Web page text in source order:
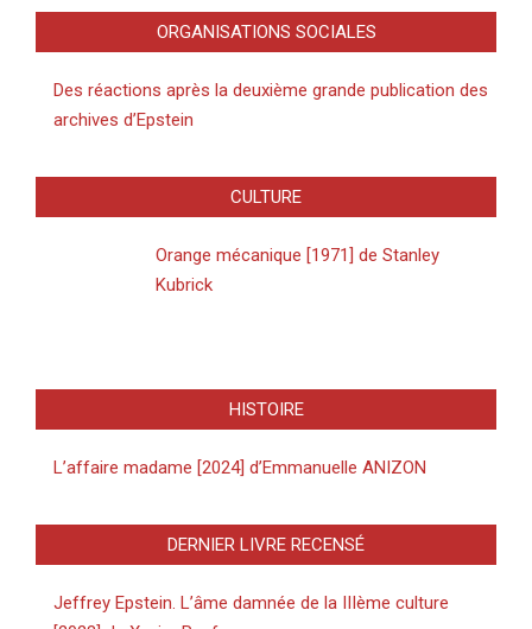
ORGANISATIONS SOCIALES
Des réactions après la deuxième grande publication des
archives d’Epstein
CULTURE
Orange mécanique [1971] de Stanley
Kubrick
HISTOIRE
L’affaire madame [2024] d’Emmanuelle ANIZON
DERNIER LIVRE RECENSÉ
Jeffrey Epstein. L’âme damnée de la IIIème culture